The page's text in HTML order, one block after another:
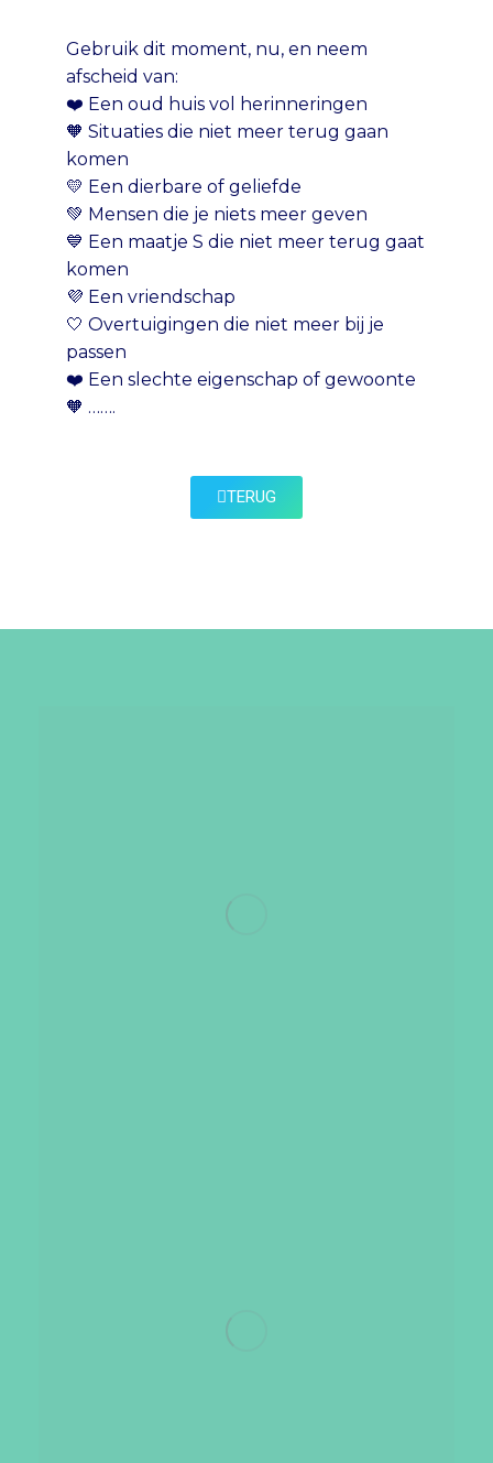
Gebruik dit moment, nu, en neem
afscheid van:
❤️ Een oud huis vol herinneringen
🧡 Situaties die niet meer terug gaan
komen
💛 Een dierbare of geliefde
💚 Mensen die je niets meer geven
💙 Een maatje S die niet meer terug gaat
komen
💜 Een vriendschap
🤍 Overtuigingen die niet meer bij je
passen
❤️ Een slechte eigenschap of gewoonte
🧡 …….
TERUG